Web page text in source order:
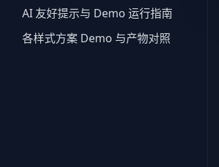
AI 友好提示与 Demo 运行指南
各样式方案 Demo 与产物对照